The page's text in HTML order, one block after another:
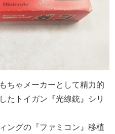
ちゃメーカーとして精力的
たトイガン『光線銃』シリ
ングの『ファミコン』移植